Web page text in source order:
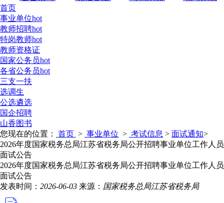
首页
事业单位hot
教师招聘hot
特岗教师hot
教师资格证
国家公务员hot
各省公务员hot
三支一扶
选调生
公选遴选
国企招聘
山香图书
您现在的位置：
首页 > 事业单位 > 考试信息 > 面试通知>
2026年度国家税务总局江苏省税务局公开招聘事业单位工作人员
面试公告
2026年度国家税务总局江苏省税务局公开招聘事业单位工作人员
面试公告
发表时间： 2026-06-03 来源： 国家税务总局江苏省税务局